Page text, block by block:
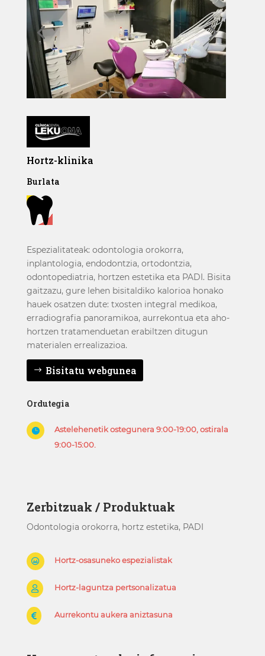
Hortz-klinika
Burlata

Espezialitateak: odontologia orokorra,
inplantologia, endodontzia, ortodontzia,
odontopediatria, hortzen estetika eta PADI. Bisita
gaitzazu, gure lehen bisitaldiko kalorioa honako
hauek osatzen dute: txosten integral medikoa,
erradiografia panoramikoa, aurrekontua eta aho-
hortzen tratamenduetan erabiltzen ditugun
materialen errealizazioa.
Bisitatu webgunea
Ordutegia

Astelehenetik ostegunera 9:00-19:00, ostirala
9:00-15:00.
Zerbitzuak / Produktuak
Odontologia orokorra, hortz estetika, PADI
 Hortz-osasuneko espezialistak
 Hortz-laguntza pertsonalizatua
 Aurrekontu aukera aniztasuna